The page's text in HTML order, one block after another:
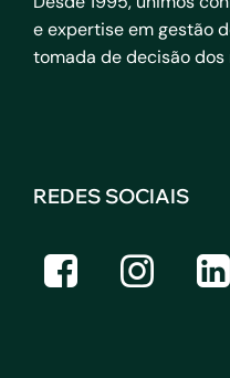
e expertise em gestão
tomada de decisão dos
REDES SOCIAIS